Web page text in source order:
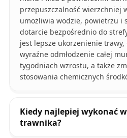
przepuszczalność wierzchniej
umożliwia wodzie, powietrzu i
dotarcie bezpośrednio do
jest lepsze ukorzenienie
wyraźne odmłodzenie całej
tygodniach wzrostu, a także
stosowania chemicznych
Kiedy najlepiej wykonać
trawnika?